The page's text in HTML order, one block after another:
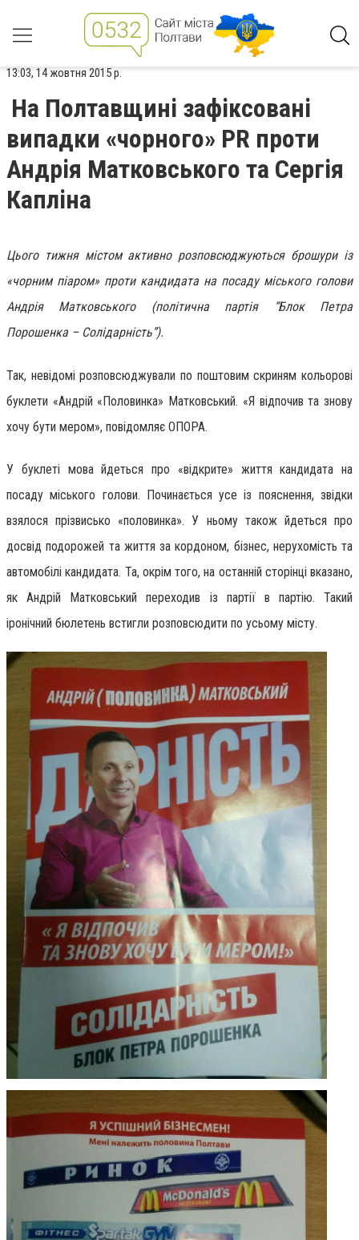
13:03, 14 жовтня 2015 р.
На Полтавщині зафіксовані
випадки «чорного» PR проти
Андрія Матковського та Сергія
Капліна
Цього тижня містом активно розповсюджуються брошури із
«чорним піаром» проти кандидата на посаду міського голови
Андрія Матковського (політична партія “Блок Петра
Порошенка – Солідарність”).
Так, невідомі розповсюджували по поштовим скриням кольорові
буклети «Андрій «Половинка» Матковський. «Я відпочив та знову
хочу бути мером», повідомляє ОПОРА.
У буклеті мова йдеться про «відкрите» життя кандидата на
посаду міського голови. Починається усе із пояснення, звідки
взялося прізвисько «половинка». У ньому також йдеться про
досвід подорожей та життя за кордоном, бізнес, нерухомість та
автомобілі кандидата. Та, окрім того, на останній сторінці вказано,
як Андрій Матковський переходив із партії в партію. Такий
іронічний бюлетень встигли розповсюдити по усьому місту.